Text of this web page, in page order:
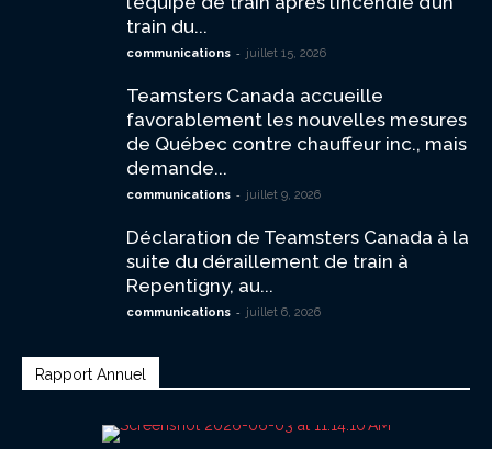
train du...
communications - juillet 15, 2026
Teamsters Canada accueille
favorablement les nouvelles mesures
de Québec contre chauffeur inc., mais
demande...
communications - juillet 9, 2026
Déclaration de Teamsters Canada à la
suite du déraillement de train à
Repentigny, au...
communications - juillet 6, 2026
Rapport Annuel